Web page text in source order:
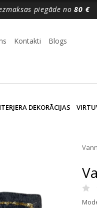
piegāde no80 €
Kontakti Blogs
DEKORĀCIJAS